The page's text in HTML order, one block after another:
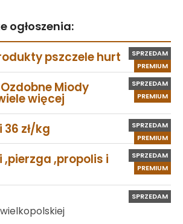
ogłoszenia:
PREMIUM
SPRZEDAM
pszczele hurt
PREMIUM
SPRZEDAM
Miody
więcej
PREMIUM
SPRZEDAM
36 zł/kg
PREMIUM
SPRZEDAM
,pierzga ,propolis i
SPRZEDAM